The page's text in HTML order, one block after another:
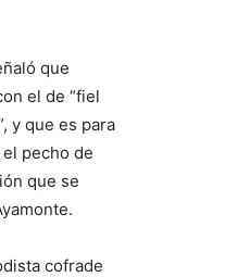
que
el de “fiel
y que es para
pecho de
que se
cofrade